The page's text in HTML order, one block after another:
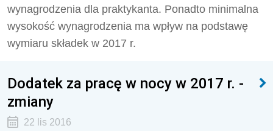
wynagrodzenia dla praktykanta. Ponadto minimalna
wysokość wynagrodzenia ma wpływ na podstawę
wymiaru składek w 2017 r.
Dodatek za pracę w nocy w 2017 r. -
zmiany
22 lis 2016